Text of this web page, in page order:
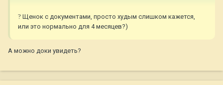
? Щенок с документами, просто худым слишком кажется,
или это нормально для 4 месяцев?)
А можно доки увидеть?